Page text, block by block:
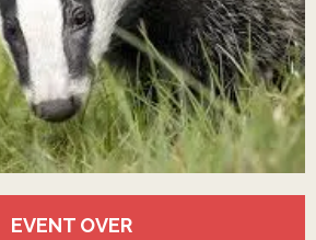
EVENT OVER